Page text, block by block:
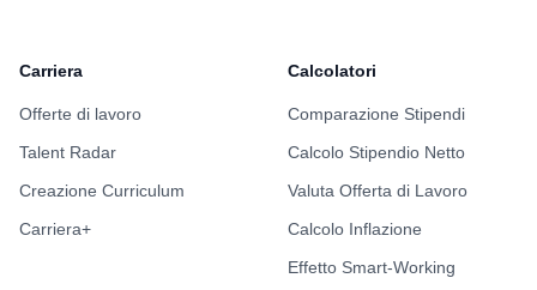
Carriera
Offerte di lavoro
Talent Radar
Creazione Curriculum
Carriera+
Calcolatori
Comparazione Stipendi
Calcolo Stipendio Netto
Valuta Offerta di Lavoro
Calcolo Inflazione
Effetto Smart-Working